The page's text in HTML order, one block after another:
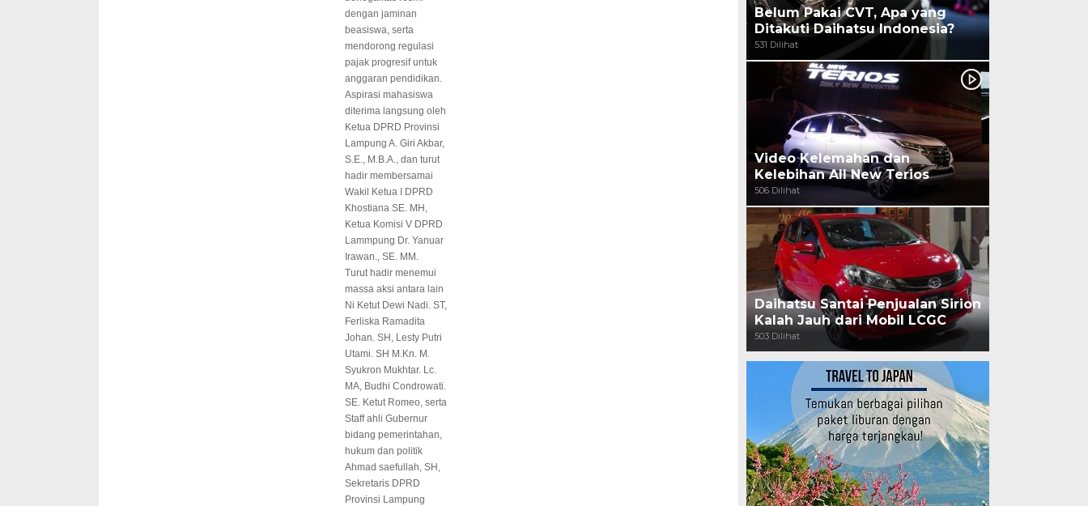
dengan jaminan
beasiswa, serta
mendorong regulasi
pajak progresif untuk
anggaran pendidikan.
Aspirasi mahasiswa
diterima langsung oleh
Ketua DPRD Provinsi
Lampung A. Giri Akbar,
S.E., M.B.A., dan turut
hadir membersamai
Wakil Ketua I DPRD
Khostiana SE. MH,
Ketua Komisi V DPRD
Lammpung Dr. Yanuar
Irawan., SE. MM.
Turut hadir menemui
massa aksi antara lain
Ni Ketut Dewi Nadi. ST,
Ferliska Ramadita
Johan. SH, Lesty Putri
Utami. SH M.Kn. M.
Syukron Mukhtar. Lc.
MA, Budhi Condrowati.
SE. Ketut Romeo, serta
Staff ahli Gubernur
bidang pemerintahan,
hukum dan politik
Ahmad saefullah, SH,
Sekretaris DPRD
Provinsi Lampung
Belum Pakai CVT, Apa yang
Ditakuti Daihatsu Indonesia?
531 Dilihat
Video Kelemahan dan
Kelebihan All New Terios
506 Dilihat
Daihatsu Santai Penjualan Sirion
Kalah Jauh dari Mobil LCGC
503 Dilihat